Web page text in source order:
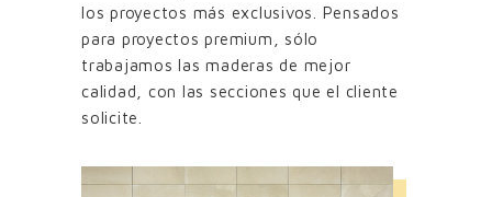
los proyectos más exclusivos. Pensados
para proyectos premium, sólo
trabajamos las maderas de mejor
calidad, con las secciones que el cliente
solicite.